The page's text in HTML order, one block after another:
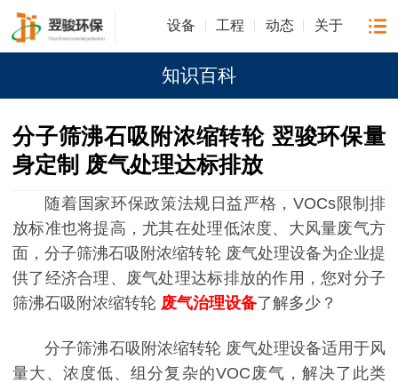
设备 工程 动态 关于
知识百科
分子筛沸石吸附浓缩转轮 翌骏环保量
身定制 废气处理达标排放
随着国家环保政策法规日益严格，VOCs限制排
放标准也将提高，尤其在处理低浓度、大风量废气方
面，分子筛沸石吸附浓缩转轮 废气处理设备为企业提
供了经济合理、废气处理达标排放的作用，您对分子
筛沸石吸附浓缩转轮 废气治理设备了解多少？
分子筛沸石吸附浓缩转轮 废气处理设备适用于风
量大、浓度低、组分复杂的VOC废气，解决了此类